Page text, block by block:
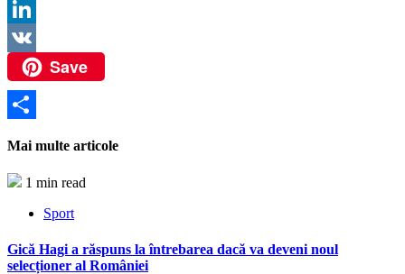
Twitter
LinkedIn
VK
Save
Mai multe articole
1 min read
Sport
Gică Hagi a răspuns la întrebarea dacă va deveni noul
selecționer al României